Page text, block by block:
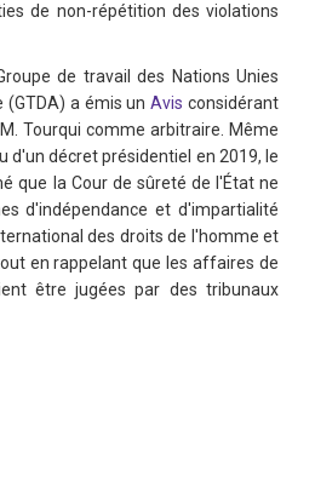
de non-répétition des violations
de travail des Nations Unies
(GTDA) a émis unAvis considérant
Tourqui comme arbitraire. Même
d'un décret présidentiel en 2019, le
que la Cour de sûreté de l'État ne
d'indépendance et d'impartialité
des droits de l'homme et
en rappelant que les affaires de
être jugées par des tribunaux